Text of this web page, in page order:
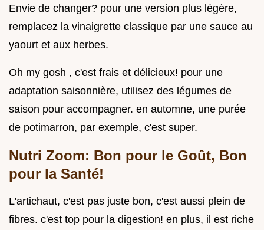
Envie de changer? pour une version plus légère,
remplacez la vinaigrette classique par une sauce au
yaourt et aux herbes.
Oh my gosh , c'est frais et délicieux! pour une
adaptation saisonnière, utilisez des légumes de
saison pour accompagner. en automne, une purée
de potimarron, par exemple, c'est super.
Nutri Zoom: Bon pour le Goût, Bon
pour la Santé!
L'artichaut, c'est pas juste bon, c'est aussi plein de
fibres. c'est top pour la digestion! en plus, il est riche